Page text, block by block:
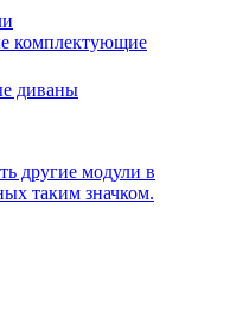
комплектующие
диваны
другие модули в
таким значком.